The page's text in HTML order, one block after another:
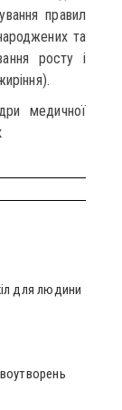
правил
та
росту і
медичної
для людини